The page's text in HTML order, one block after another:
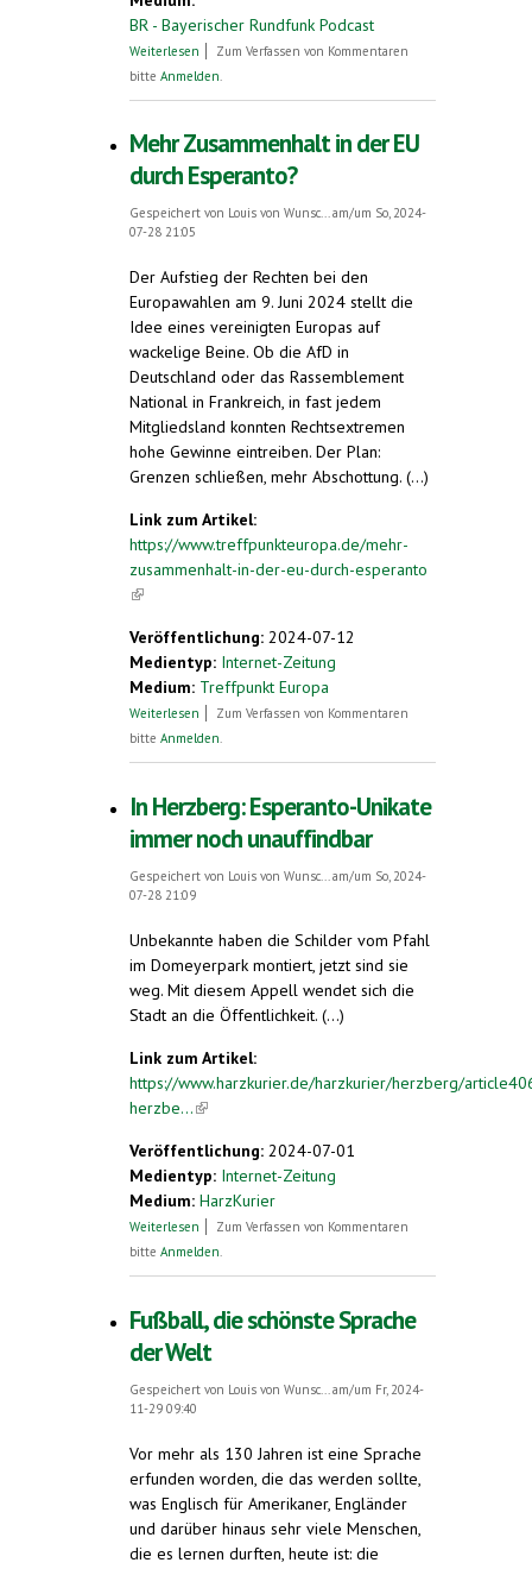
BR - Bayerischer Rundfunk Podcast
Weiterlesen über Volapük: Die Sprache, die Menschen
Zum Verfassen von Kommentaren
bitte Anmelden
Mehr Zusammenhalt in der EU
durch Esperanto?
Gespeichert von Louis von Wunsc...am/um So, 2024-
07-28 21:05
Der Aufstieg der Rechten bei den
Europawahlen am 9. Juni 2024 stellt die
Idee eines vereinigten Europas auf
wackelige Beine. Ob die AfD in
Deutschland oder das Rassemblement
National in Frankreich, in fast jedem
Mitgliedsland konnten Rechtsextremen
hohe Gewinne eintreiben. Der Plan:
Grenzen schließen, mehr Abschottung. (...)
Link zum Artikel:
https://www.treffpunkteuropa.de/mehr-
zusammenhalt-in-der-eu-durch-esperanto
(link is external)
Veröffentlichung: 2024-07-12
Medientyp: Internet-Zeitung
Medium: Treffpunkt Europa
Weiterlesen über Mehr Zusammenhalt in der EU durch
Zum Verfassen von Kommentaren
bitte Anmelden.
In Herzberg: Esperanto-Unikate
immer noch unauffindbar
Gespeichert von Louis von Wunsc...am/um So, 2024-
07-28 21:09
Unbekannte haben die Schilder vom Pfahl
im Domeyerpark montiert, jetzt sind sie
weg. Mit diesem Appell wendet sich die
Stadt an die Öffentlichkeit. (...)
Link zum Artikel:
https://www.harzkurier.de/harzkurier/herzberg/
herzbe...(link is external)
Veröffentlichung: 2024-07-01
Medientyp: Internet-Zeitung
Medium: HarzKurier
Weiterlesen über In Herzberg: Esperanto-Unikate
Zum Verfassen von Kommentaren
bitte Anmelden.
Fußball, die schönste Sprache
der Welt
Gespeichert von Louis von Wunsc...am/um Fr, 2024-
11-29 09:40
Vor mehr als 130 Jahren ist eine Sprache
erfunden worden, die das werden sollte,
was Englisch für Amerikaner, Engländer
und darüber hinaus sehr viele Menschen,
die es lernen durften, heute ist: die